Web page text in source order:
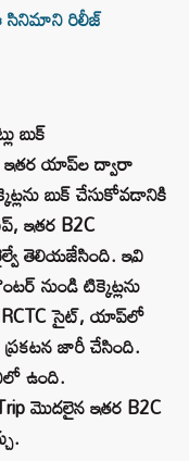
సినిమాని రిలీజ్
బుక్
ఇతర యాప్‌ల ద్వారా
బుక్ చేసుకోవడానికి
ఇతర B2C
తెలియజేసింది. ఇవి
నుండి టిక్కెట్లను
IRCTC సైట్, యాప్‌లో
జారీ చేసింది.
ఉంది.
మొదలైన ఇతర B2C